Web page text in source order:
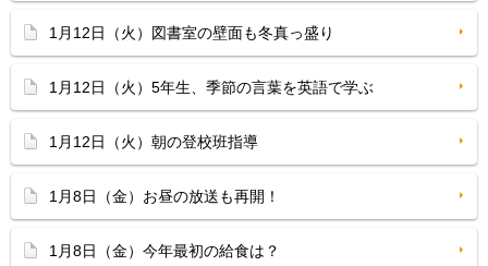
1月12日（火）図書室の壁面も冬真っ盛り
1月12日（火）5年生、季節の言葉を英語で学ぶ
1月12日（火）朝の登校班指導
1月8日（金）お昼の放送も再開！
1月8日（金）今年最初の給食は？